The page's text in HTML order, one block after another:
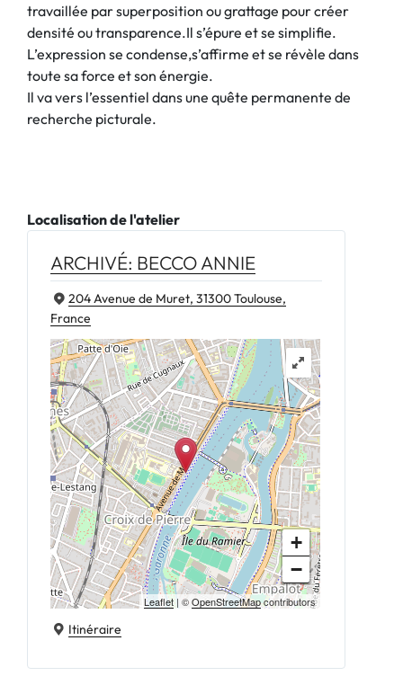
travaillée par superposition ou grattage pour créer
densité ou transparence.Il s’épure et se simplifie.
L’expression se condense,s’affirme et se révèle dans
toute sa force et son énergie.
Il va vers l’essentiel dans une quête permanente de
recherche picturale.
Localisation de l'atelier
ARCHIVÉ: BECCO ANNIE
204 Avenue de Muret, 31300 Toulouse,
France
+
−
Leaflet | ©OpenStreetMapcontributors
Itinéraire